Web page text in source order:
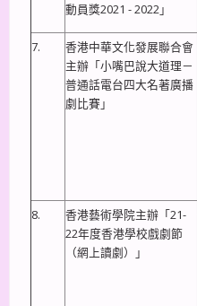
動員獎2021 - 2022」
7. 香港中華文化發展聯合會
主辦「小嘴巴說大道理－
普通話電台四大名著廣播
劇比賽」
8. 香港藝術學院主辦「21-
22年度香港學校戲劇節
（網上讀劇）」